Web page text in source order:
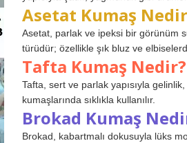
Asetat Kumaş
Asetat, parlak ve ipeksi bir görünüm
türüdür; özellikle şık bluz ve
Tafta Kumaş Nedir?
Tafta, sert ve parlak yapısıyla
kumaşlarında sıklıkla kullanılır.
Brokad Kumaş
Brokad, kabartmalı dokusuyla lüks